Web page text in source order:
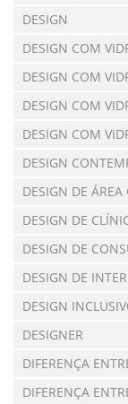
DESIGN
DESIGN COM
DESIGN COM
DESIGN COM
DESIGN COM
DESIGN
DESIGN DE
DESIGN DE
DESIGN DE
DESIGN DE
DESIGN
DESIGNER
DIFERENÇA
DIFERENÇA